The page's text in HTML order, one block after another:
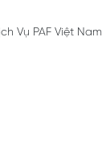
Vụ PAF Việt Nam